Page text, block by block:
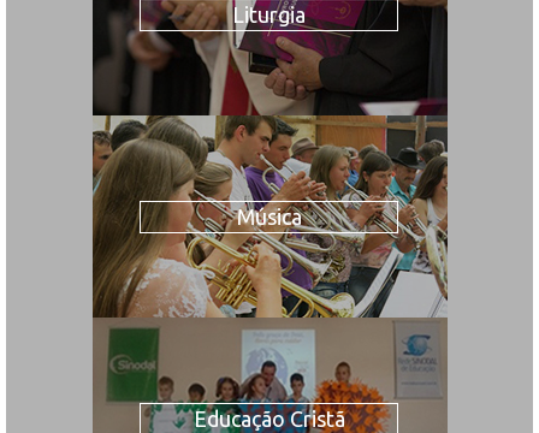
Liturgia
Música
Educação Cristã